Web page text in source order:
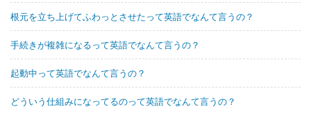
根元を立ち上げてふわっとさせたって英語でなんて言うの？
手続きが複雑になるって英語でなんて言うの？
起動中って英語でなんて言うの？
どういう仕組みになってるのって英語でなんて言うの？